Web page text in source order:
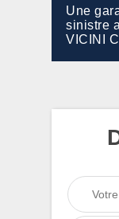
Une
sinistre
VICINI